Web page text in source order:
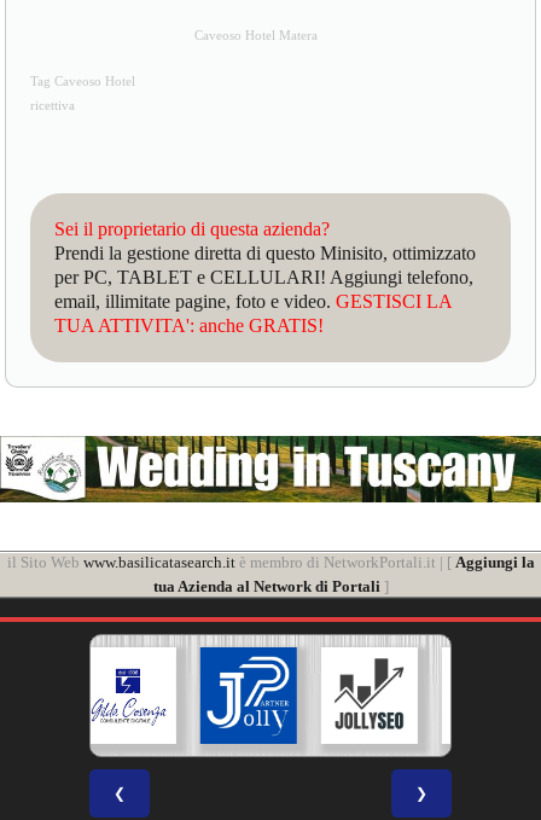
Caveoso Hotel Matera
Tag Caveoso Hotel
ricettiva
Sei il proprietario di questa azienda?
Prendi la gestione diretta di questo Minisito, ottimizzato
per PC, TABLET e CELLULARI! Aggiungi telefono,
email, illimitate pagine, foto e video.GESTISCI LA
TUA ATTIVITA': anche GRATIS!
il Sito Web www.basilicatasearch.itè membro di NetworkPortali.it | [ Aggiungi la
tua Azienda al Network di Portali]
❮ ❯